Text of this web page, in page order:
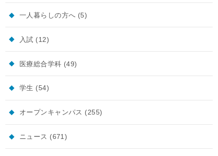
一人暮らしの方へ (5)
入試 (12)
医療総合学科 (49)
学生 (54)
オープンキャンパス (255)
ニュース (671)